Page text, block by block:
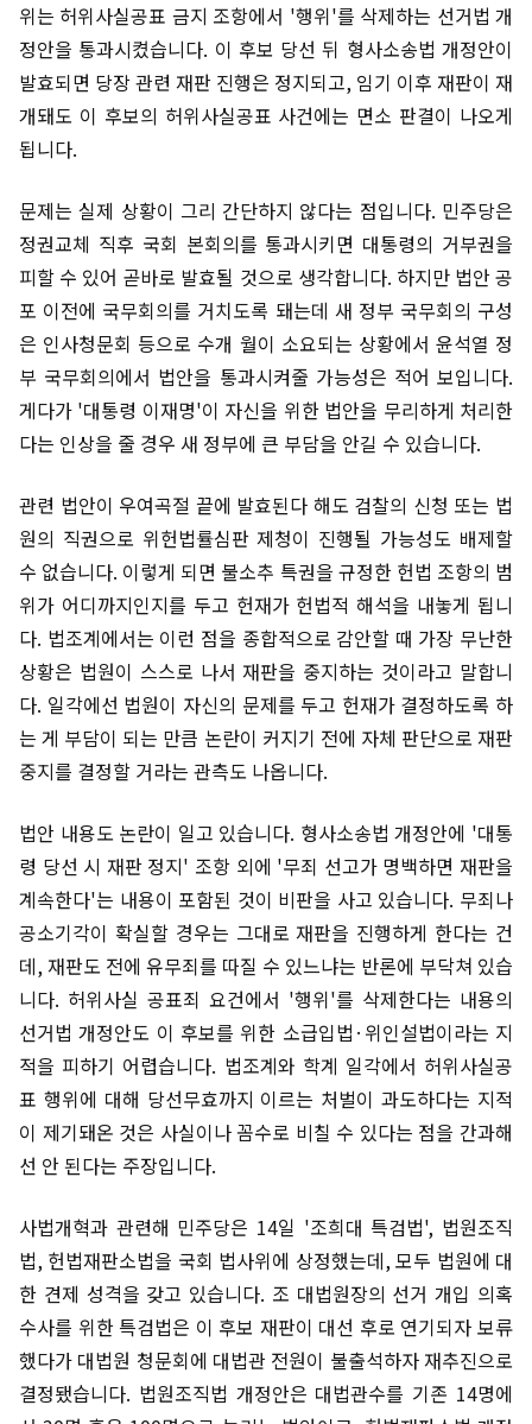
위는 허위사실공표 금지 조항에서 '행위'를 삭제하는 선거법 개
정안을 통과시켰습니다. 이 후보 당선 뒤 형사소송법 개정안이
발효되면 당장 관련 재판 진행은 정지되고, 임기 이후 재판이 재
개돼도 이 후보의 허위사실공표 사건에는 면소 판결이 나오게
됩니다.
문제는 실제 상황이 그리 간단하지 않다는 점입니다. 민주당은
정권교체 직후 국회 본회의를 통과시키면 대통령의 거부권을
피할 수 있어 곧바로 발효될 것으로 생각합니다. 하지만 법안 공
포 이전에 국무회의를 거치도록 돼는데 새 정부 국무회의 구성
은 인사청문회 등으로 수개 월이 소요되는 상황에서 윤석열 정
부 국무회의에서 법안을 통과시켜줄 가능성은 적어 보입니다.
게다가 '대통령 이재명'이 자신을 위한 법안을 무리하게 처리한
다는 인상을 줄 경우 새 정부에 큰 부담을 안길 수 있습니다.
관련 법안이 우여곡절 끝에 발효된다 해도 검찰의 신청 또는 법
원의 직권으로 위헌법률심판 제청이 진행될 가능성도 배제할
수 없습니다. 이렇게 되면 불소추 특권을 규정한 헌법 조항의 범
위가 어디까지인지를 두고 헌재가 헌법적 해석을 내놓게 됩니
다. 법조계에서는 이런 점을 종합적으로 감안할 때 가장 무난한
상황은 법원이 스스로 나서 재판을 중지하는 것이라고 말합니
다. 일각에선 법원이 자신의 문제를 두고 헌재가 결정하도록 하
는 게 부담이 되는 만큼 논란이 커지기 전에 자체 판단으로 재판
중지를 결정할 거라는 관측도 나옵니다.
법안 내용도 논란이 일고 있습니다. 형사소송법 개정안에 '대통
령 당선 시 재판 정지' 조항 외에 '무죄 선고가 명백하면 재판을
계속한다'는 내용이 포함된 것이 비판을 사고 있습니다. 무죄나
공소기각이 확실할 경우는 그대로 재판을 진행하게 한다는 건
데, 재판도 전에 유무죄를 따질 수 있느냐는 반론에 부닥쳐 있습
니다. 허위사실 공표죄 요건에서 '행위'를 삭제한다는 내용의
선거법 개정안도 이 후보를 위한 소급입법·위인설법이라는 지
적을 피하기 어렵습니다. 법조계와 학계 일각에서 허위사실공
표 행위에 대해 당선무효까지 이르는 처벌이 과도하다는 지적
이 제기돼온 것은 사실이나 꼼수로 비칠 수 있다는 점을 간과해
선 안 된다는 주장입니다.
사법개혁과 관련해 민주당은 14일 '조희대 특검법', 법원조직
법, 헌법재판소법을 국회 법사위에 상정했는데, 모두 법원에 대
한 견제 성격을 갖고 있습니다. 조 대법원장의 선거 개입 의혹
수사를 위한 특검법은 이 후보 재판이 대선 후로 연기되자 보류
했다가 대법원 청문회에 대법관 전원이 불출석하자 재추진으로
결정됐습니다. 법원조직법 개정안은 대법관수를 기존 14명에